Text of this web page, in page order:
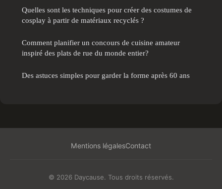
Quelles sont les techniques pour créer des costumes de
cosplay à partir de matériaux recyclés ?
Comment planifier un concours de cuisine amateur
inspiré des plats de rue du monde entier?
Des astuces simples pour garder la forme après 60 ans
Mentions légalesContact
© 2026 Daycause. Tous droits réservés.